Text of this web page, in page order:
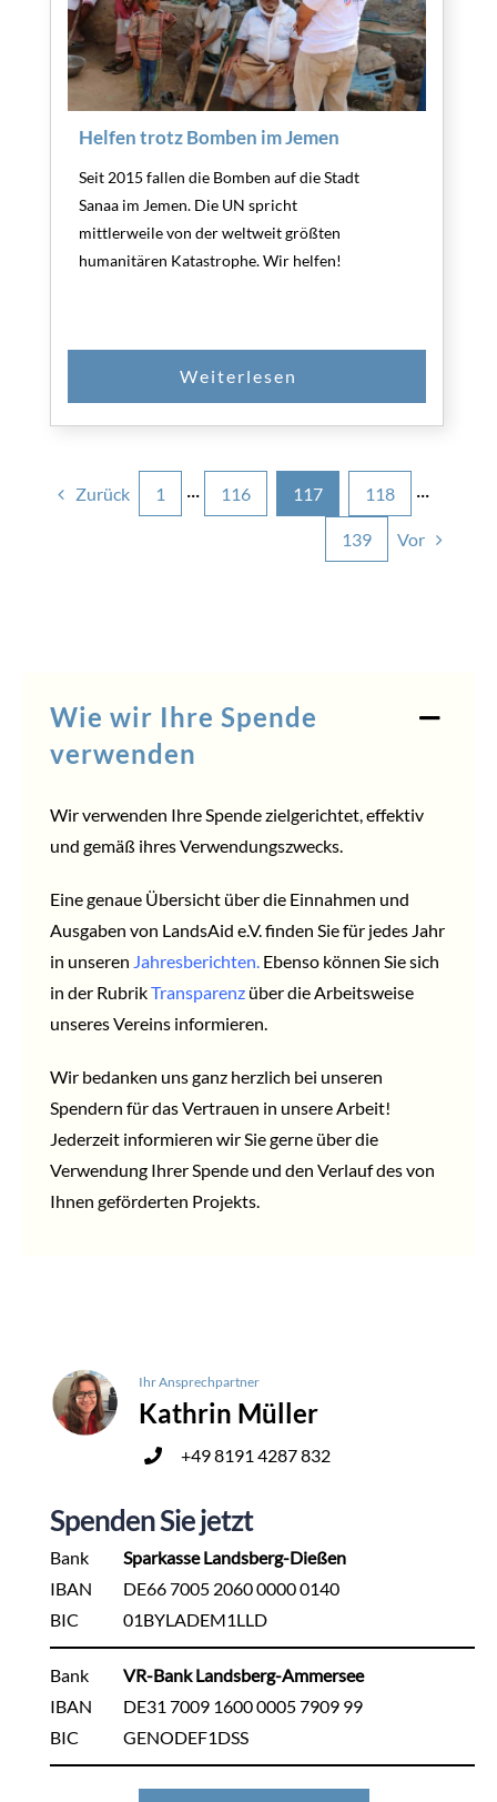
Helfen trotz Bomben im Jemen
Seit 2015 fallen die Bomben auf die Stadt
Sanaa im Jemen. Die UN spricht
mittlerweile von der weltweit größten
humanitären Katastrophe. Wir helfen!
Zurück 1 ··· 116 117 118 ···
139 Vor
Wie wir Ihre Spende
verwenden
Wir verwenden Ihre Spende zielgerichtet, effektiv
und gemäß ihres Verwendungszwecks.
Eine genaue Übersicht über die Einnahmen und
Ausgaben von LandsAid e.V. finden Sie für jedes Jahr
in unseren Jahresberichten.Ebenso können Sie sich
in der RubrikTransparenz über die Arbeitsweise
unseres Vereins informieren.
Wir bedanken uns ganz herzlich bei unseren
Spendern für das Vertrauen in unsere Arbeit!
Jederzeit informieren wir Sie gerne über die
Verwendung Ihrer Spende und den Verlauf des von
Ihnen geförderten Projekts.
Ihr Ansprechpartner
Kathrin Müller
+49 8191 4287 832
Spenden Sie jetzt
Bank
IBAN
BIC
Sparkasse Landsberg-Dießen
DE66 7005 2060 0000 0140
01BYLADEM1LLD
Bank
IBAN
BIC
VR-Bank Landsberg-Ammersee
DE31 7009 1600 0005 7909 99
GENODEF1DSS